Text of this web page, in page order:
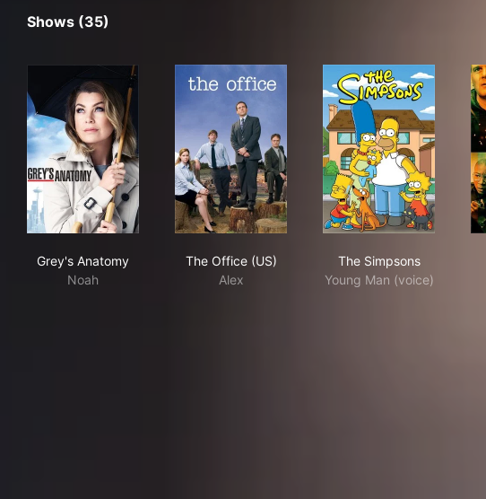
Shows (35)
Grey's Anatomy
Noah
The Office (US)
Alex
The Simpsons
Young Man (voice)